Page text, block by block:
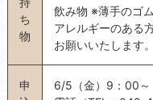
ち
物
飲み物 ※薄手のゴ
アレルギーのある
お願いいたします。
申
6/5（金）9：00～